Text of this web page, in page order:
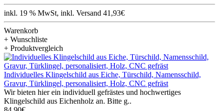
inkl. 19 % MwSt, inkl. Versand 41,93€
Warenkorb
+ Wunschliste
+ Produktvergleich
Individuelles Klingelschild aus Eiche, Türschild, Namensschild,
Gravur, Türklingel, personalisiert, Holz, CNC gefräst
Wir bieten hier ein individuell gefrästes und hochwertiges
Klingelschild aus Eichenholz an. Bitte g..